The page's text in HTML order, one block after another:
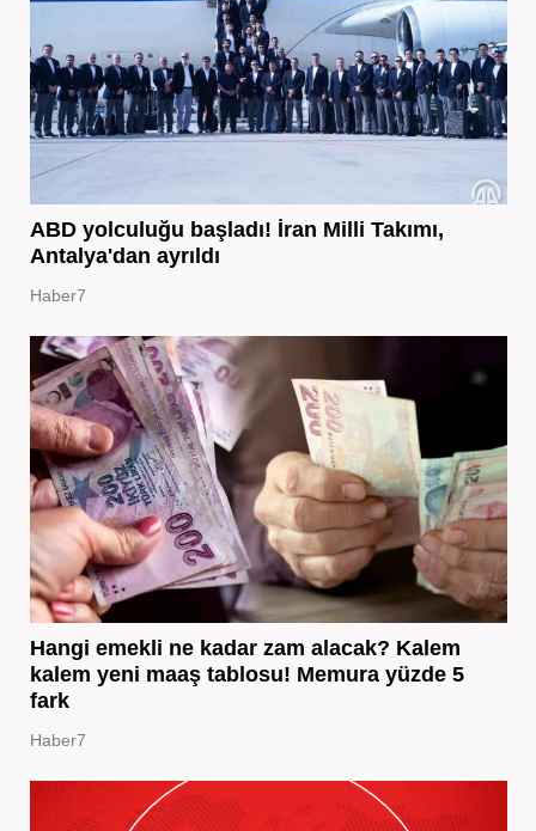
ABD yolculuğu başladı! İran Milli Takımı,
Antalya'dan ayrıldı
Haber7
Hangi emekli ne kadar zam alacak? Kalem
kalem yeni maaş tablosu! Memura yüzde 5
fark
Haber7